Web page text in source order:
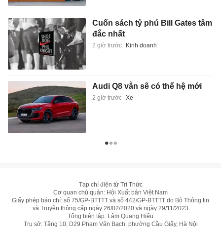
Cuốn sách tỷ phú Bill Gates tâm
đắc nhất
2 giờ trước Kinh doanh
Audi Q8 vẫn sẽ có thế hệ mới
2 giờ trước Xe
Tạp chí điện tử Tri Thức
Cơ quan chủ quản: Hội Xuất bản Việt Nam
Giấy phép báo chí: số 75/GP-BTTTT và số 442/GP-BTTTT do Bộ Thông tin
và Truyền thông cấp ngày 26/02/2020 và ngày 29/11/2023
Tổng biên tập: Lâm Quang Hiếu
Trụ sở: Tầng 10, D29 Phạm Văn Bạch, phường Cầu Giấy, Hà Nội